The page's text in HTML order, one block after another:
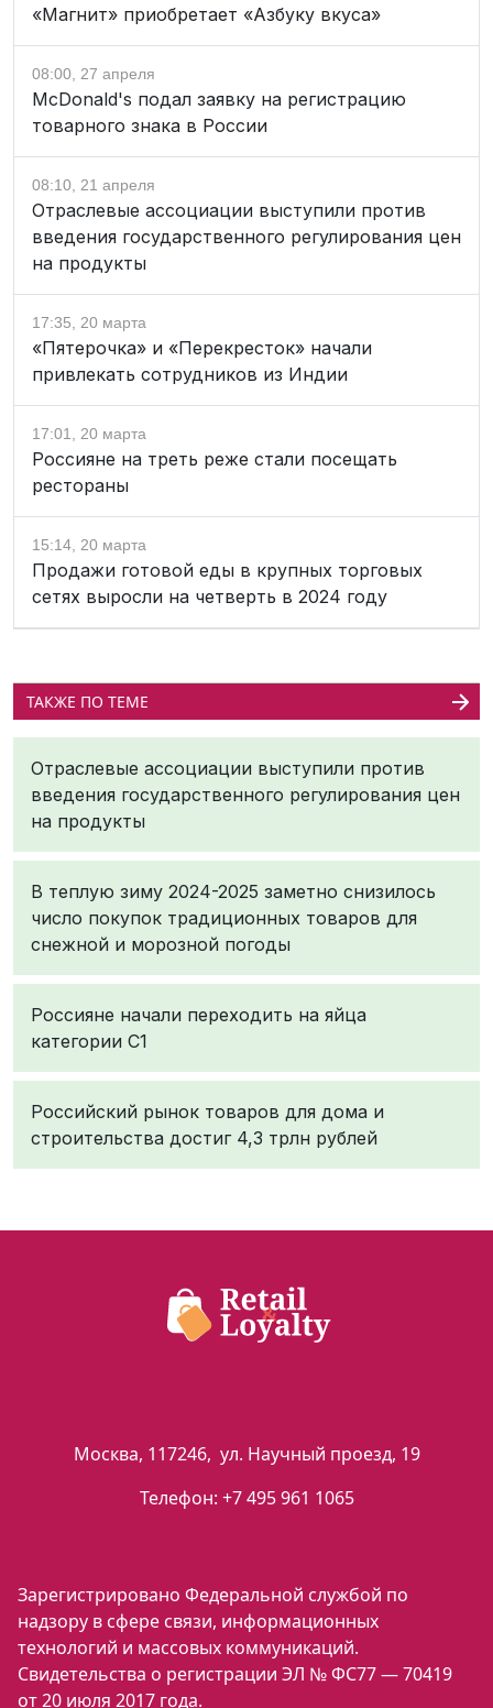
«Магнит» приобретает «Азбуку вкуса»
08:00, 27 апреля
McDonald's подал заявку на регистрацию
товарного знака в России
08:10, 21 апреля
Отраслевые ассоциации выступили против
введения государственного регулирования цен
на продукты
17:35, 20 марта
«Пятерочка» и «Перекресток» начали
привлекать сотрудников из Индии
17:01, 20 марта
Россияне на треть реже стали посещать
рестораны
15:14, 20 марта
Продажи готовой еды в крупных торговых
сетях выросли на четверть в 2024 году
ТАКЖЕ ПО ТЕМЕ
Отраслевые ассоциации выступили против
введения государственного регулирования цен
на продукты
В теплую зиму 2024-2025 заметно снизилось
число покупок традиционных товаров для
снежной и морозной погоды
Россияне начали переходить на яйца
категории С1
Российский рынок товаров для дома и
строительства достиг 4,3 трлн рублей
Москва, 117246, ул. Научный проезд, 19
Телефон: +7 495 961 1065
Зарегистрировано Федеральной службой по
надзору в сфере связи, информационных
технологий и массовых коммуникаций.
Свидетельства о регистрации ЭЛ № ФС77 — 70419
от 20 июля 2017 года.